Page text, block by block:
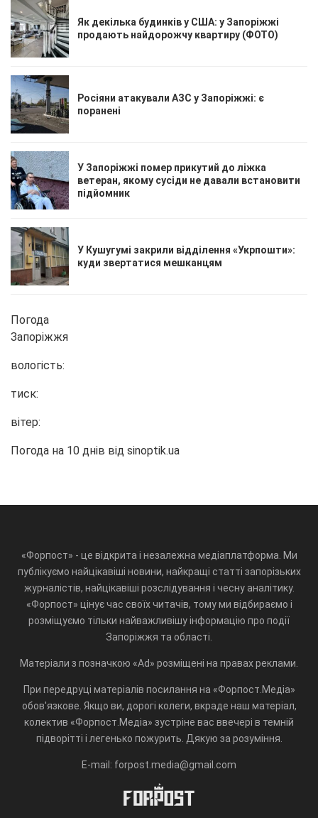
Як декілька будинків у США: у Запоріжжі
продають найдорожчу квартиру (ФОТО)
Росіяни атакували АЗС у Запоріжжі: є
поранені
У Запоріжжі помер прикутий до ліжка
ветеран, якому сусіди не давали встановити
підйомник
У Кушугумі закрили відділення «Укрпошти»:
куди звертатися мешканцям
Погода
Запоріжжя
вологість:
тиск:
вітер:
Погода на 10 днів від sinoptik.ua
«Форпост» - це відкрита і незалежна медіаплатформа. Ми
публікуємо найцікавіші новини, найкращі статті запорізьких
журналістів, найцікавіші розслідування і чесну аналітику.
«Форпост» цінує час своїх читачів, тому ми відбираємо і
розміщуємо тільки найважливішу інформацію про події
Запоріжжя та області.
Матеріали з позначкою «Ad» розміщені на правах реклами.
При передруці матеріалів посилання на «Форпост.Медіа»
обов'язкове. Якщо ви, дорогі колеги, вкраде наш матеріал,
колектив «Форпост.Медіа» зустріне вас ввечері в темній
підворітті і легенько пожурить. Дякую за розуміння.
E-mail: forpost.media@gmail.com